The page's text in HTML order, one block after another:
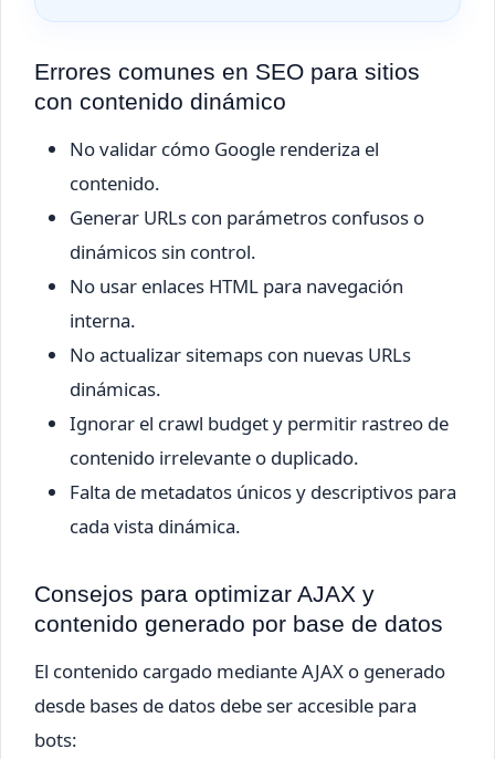
Errores comunes en SEO para sitios
con contenido dinámico
No validar cómo Google renderiza el
contenido.
Generar URLs con parámetros confusos o
dinámicos sin control.
No usar enlaces HTML para navegación
interna.
No actualizar sitemaps con nuevas URLs
dinámicas.
Ignorar el crawl budget y permitir rastreo de
contenido irrelevante o duplicado.
Falta de metadatos únicos y descriptivos para
cada vista dinámica.
Consejos para optimizar AJAX y
contenido generado por base de datos
El contenido cargado mediante AJAX o generado
desde bases de datos debe ser accesible para
bots: